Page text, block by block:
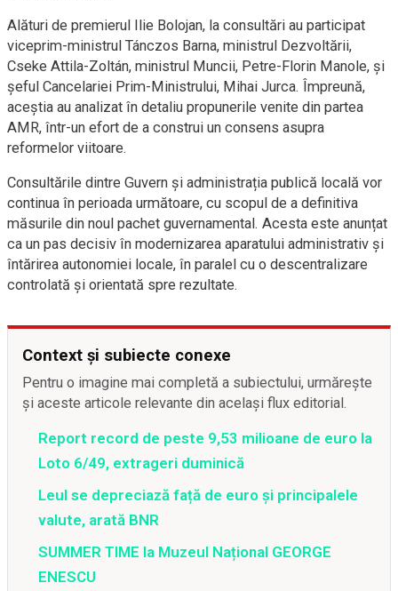
Alături de premierul Ilie Bolojan, la consultări au participat
viceprim-ministrul Tánczos Barna, ministrul Dezvoltării,
Cseke Attila-Zoltán, ministrul Muncii, Petre-Florin Manole, și
şeful Cancelariei Prim-Ministrului, Mihai Jurca. Împreună,
aceştia au analizat în detaliu propunerile venite din partea
AMR, într-un efort de a construi un consens asupra
reformelor viitoare.
Consultările dintre Guvern și administrația publică locală vor
continua în perioada următoare, cu scopul de a definitiva
măsurile din noul pachet guvernamental. Acesta este anunțat
ca un pas decisiv în modernizarea aparatului administrativ și
întărirea autonomiei locale, în paralel cu o descentralizare
controlată și orientată spre rezultate.
Context și subiecte conexe
Pentru o imagine mai completă a subiectului, urmărește
și aceste articole relevante din același flux editorial.
Report record de peste 9,53 milioane de euro la
Loto 6/49, extrageri duminică
Leul se depreciază față de euro și principalele
valute, arată BNR
SUMMER TIME la Muzeul Național GEORGE
ENESCU